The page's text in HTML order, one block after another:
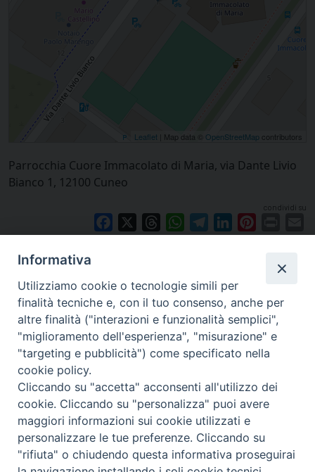
Leaflet | Map data © OpenStreetMap contributors
Parrocchia Cuore Immacolato di Maria, via Dante Livio
Bianco 1, 12100 Cuneo
condividi su
Facebook ThreadsWhatsAppTelegramLinkedIn
via Amedeo Rossi, 28 - 12100 Cuneo
segreteriagenerale@diocesicuneofossano.it
c.f. 96017380047
Informativa
Utilizziamo cookie o tecnologie simili per
finalità tecniche e, con il tuo consenso, anche per
altre finalità ("interazioni e funzionalità semplici",
"miglioramento dell'esperienza", "misurazione" e
"targeting e pubblicità") come specificato nella
cookie policy.
Cliccando su "accetta" acconsenti all'utilizzo dei
cookie. Cliccando su "personalizza" puoi avere
maggiori informazioni sui cookie utilizzati e
personalizzare le tue preferenze. Cliccando su
"rifiuta" o chiudendo questa informativa proseguirai